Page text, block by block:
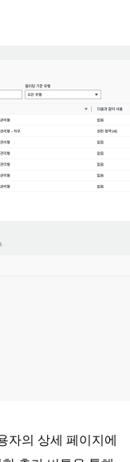
자의 상세 페이지에